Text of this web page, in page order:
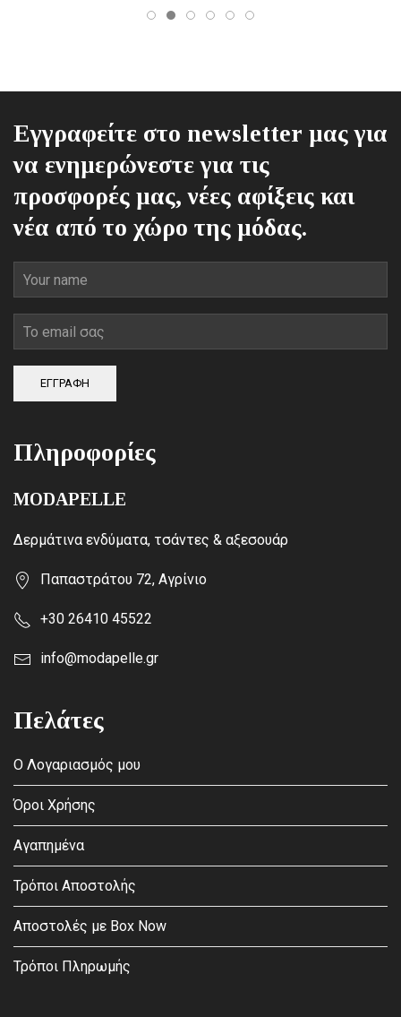
Εγγραφείτε στο newsletter μας για
να ενημερώνεστε για τις
προσφορές μας, νέες αφίξεις και
νέα από το χώρο της μόδας.
ΕΓΓΡΑΦΗ
Πληροφορίες
MODAPELLE
Δερμάτινα ενδύματα, τσάντες & αξεσουάρ
Παπαστράτου 72, Αγρίνιο
+30 26410 45522
info@modapelle.gr
Πελάτες
Ο Λογαριασμός μου
Όροι Χρήσης
Αγαπημένα
Τρόποι Αποστολής
Αποστολές με Box Now
Τρόποι Πληρωμής